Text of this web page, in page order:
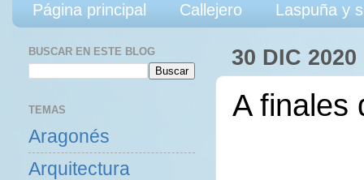
Página principal Callejero Laspuña y
30 DIC 2020
A finales
BUSCAR EN ESTE BLOG
TEMAS
Aragonés
Arquitectura